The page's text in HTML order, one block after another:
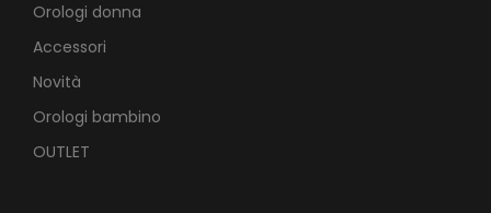
Orologi donna
Accessori
Novità
Orologi bambino
OUTLET